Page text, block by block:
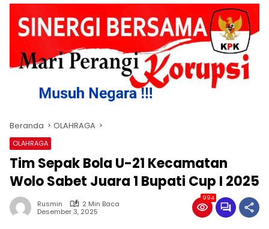
Beranda OLAHRAGA
OLAHRAGA
Tim Sepak Bola U-21 Kecamatan
Wolo Sabet Juara 1 Bupati Cup I 2025
Rusmin
2 Min Baca
Desember 3, 2025
994